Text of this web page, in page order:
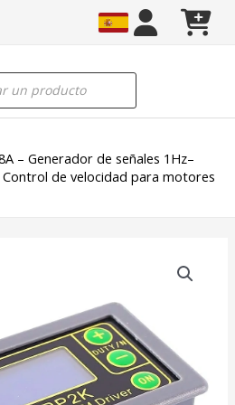
– Generador de señales 1Hz–
de velocidad para motores